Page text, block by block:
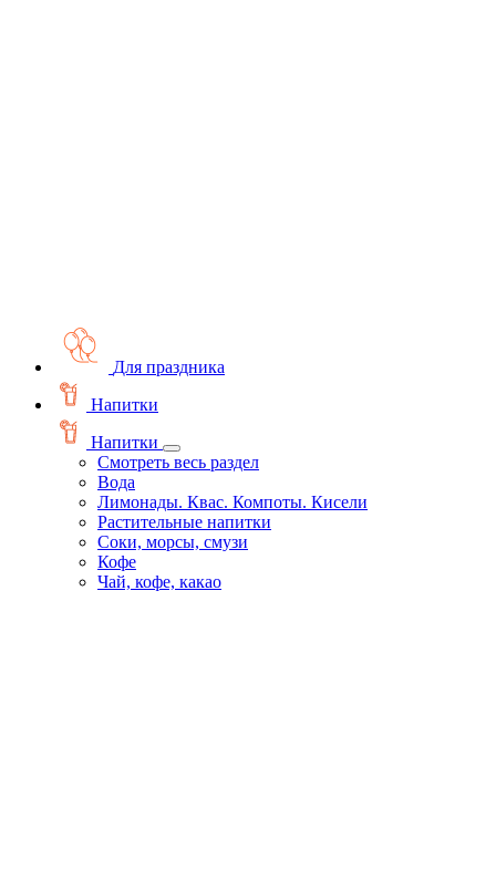
Для праздника
Напитки
Напитки
Смотреть весь раздел
Вода
Лимонады. Квас. Компоты. Кисели
Растительные напитки
Соки, морсы, смузи
Кофе
Чай, кофе, какао